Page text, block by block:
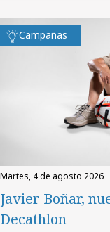
Campañas
martes, 4 de agosto 2026
Javier Boñar,
Decathlon